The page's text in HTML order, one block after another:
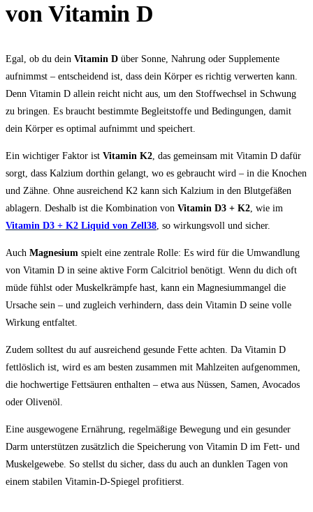
von Vitamin D
Egal, ob du dein Vitamin D über Sonne, Nahrung oder Supplemente
aufnimmst – entscheidend ist, dass dein Körper es richtig verwerten kann.
Denn Vitamin D allein reicht nicht aus, um den Stoffwechsel in Schwung
zu bringen. Es braucht bestimmte Begleitstoffe und Bedingungen, damit
dein Körper es optimal aufnimmt und speichert.
Ein wichtiger Faktor ist Vitamin K2 , das gemeinsam mit Vitamin D dafür
sorgt, dass Kalzium dorthin gelangt, wo es gebraucht wird – in die Knochen
und Zähne. Ohne ausreichend K2 kann sich Kalzium in den Blutgefäßen
ablagern. Deshalb ist die Kombination von Vitamin D3 + K2 , wie im
Vitamin D3 + K2 Liquid von Zell38 , so wirkungsvoll und sicher.
Auch Magnesium spielt eine zentrale Rolle: Es wird für die Umwandlung
von Vitamin D in seine aktive Form Calcitriol benötigt. Wenn du dich oft
müde fühlst oder Muskelkrämpfe hast, kann ein Magnesiummangel die
Ursache sein – und zugleich verhindern, dass dein Vitamin D seine volle
Wirkung entfaltet.
Zudem solltest du auf ausreichend gesunde Fette achten. Da Vitamin D
fettlöslich ist, wird es am besten zusammen mit Mahlzeiten aufgenommen,
die hochwertige Fettsäuren enthalten – etwa aus Nüssen, Samen, Avocados
oder Olivenöl.
Eine ausgewogene Ernährung, regelmäßige Bewegung und ein gesunder
Darm unterstützen zusätzlich die Speicherung von Vitamin D im Fett- und
Muskelgewebe. So stellst du sicher, dass du auch an dunklen Tagen von
einem stabilen Vitamin-D-Spiegel profitierst.